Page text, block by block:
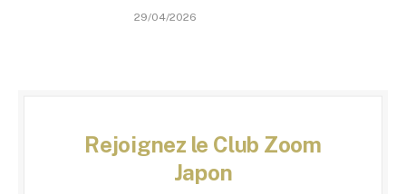
29/04/2026
Rejoignez le Club Zoom
Japon